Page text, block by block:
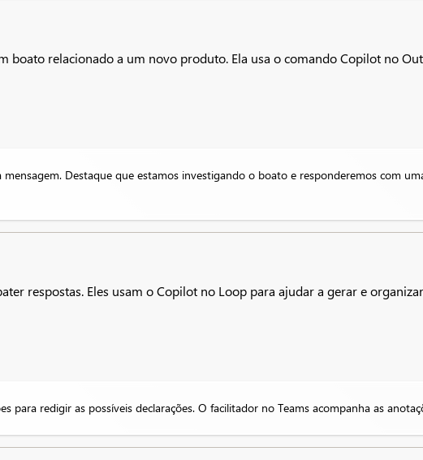
relacionado a um novo produto. Ela usa o comando Copilot no
Destaque que estamos investigando o boato e responderemos com
respostas. Eles usam o Copilot no Loop para ajudar a gerar e
para redigir as possíveis declarações. O facilitador no Teams acompanha as